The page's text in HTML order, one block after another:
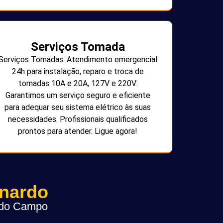
Serviços Tomada
Tomadas: Atendimento emergencial
24h para instalação, reparo e troca de
tomadas 10A e 20A, 127V e 220V.
Garantimos um serviço seguro e eficiente
para adequar seu sistema elétrico às suas
necessidades. Profissionais qualificados
prontos para atender. Ligue agora!
Campo